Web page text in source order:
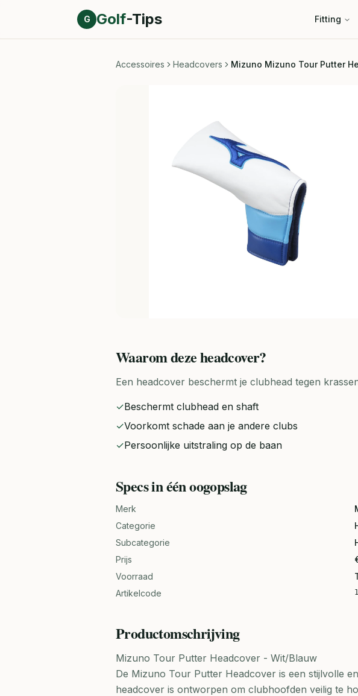
Direct naar inhoud
G Golf-Tips Fitting
Accessoires Headcovers Mizuno Mizuno Tour Putter
Waarom dezeheadcover?
Een headcover beschermt je clubhead tegen
✓Beschermt clubhead en shaft
✓Voorkomt schade aan je andere clubs
✓Persoonlijke uitstraling op de baan
Specs in één oogopslag
Merk
Categorie
Subcategorie
Prijs
Voorraad
Artikelcode
Productomschrijving
Mizuno Tour Putter Headcover - Wit/Blauw
De Mizuno Tour Putter Headcover is een stijlvolle
headcover is ontworpen om clubhoofden veilig te